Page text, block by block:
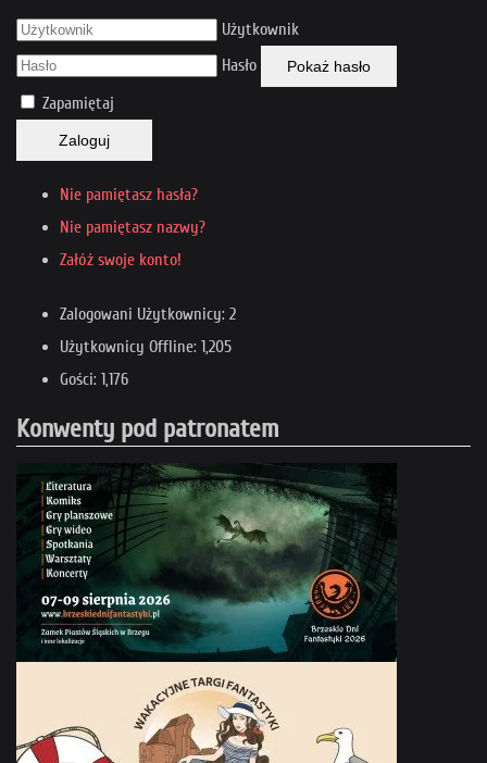
Użytkownik
Hasło
Pokaż hasło
Zapamiętaj
Zaloguj
Nie pamiętasz hasła?
Nie pamiętasz nazwy?
Załóż swoje konto!
Zalogowani Użytkownicy: 2
Użytkownicy Offline: 1,205
Gości: 1,176
Konwenty pod patronatem